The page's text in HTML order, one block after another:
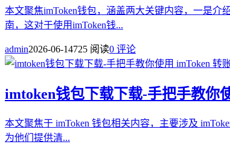
本文聚焦imToken钱包，涵盖两大关键内容，一是介
南，这对于使用imToken钱...
admin2026-06-14725 阅读0 评论
imtoken钱包下载下载-手把手教你
本文聚焦于 imToken 钱包相关内容，主要涉及
为他们提供清...